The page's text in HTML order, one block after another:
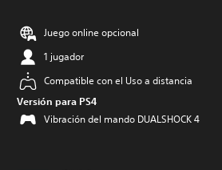
Juego online opcional
1 jugador
Compatible con el Uso a distancia
Versión para PS4
Vibración del mando DUALSHOCK 4